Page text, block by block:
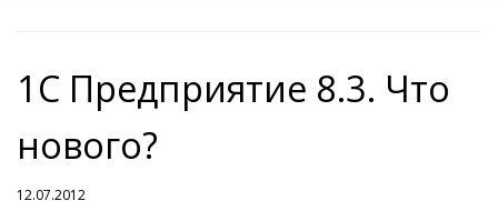
1С Предприятие 8.3. Что
нового?
12.07.2012